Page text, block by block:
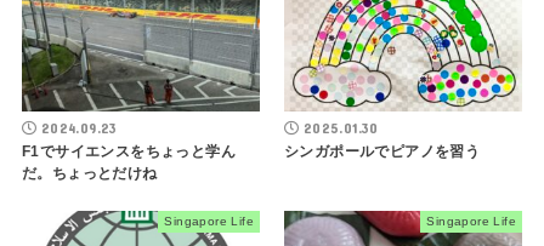
2024.09.23
F1でサイエンスをちょっと学ん
だ。ちょっとだけね
2025.01.30
シンガポールでピアノを習う
Singapore Life Singapore Life